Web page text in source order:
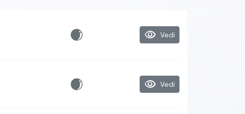
visibility Vedi
visibility Vedi